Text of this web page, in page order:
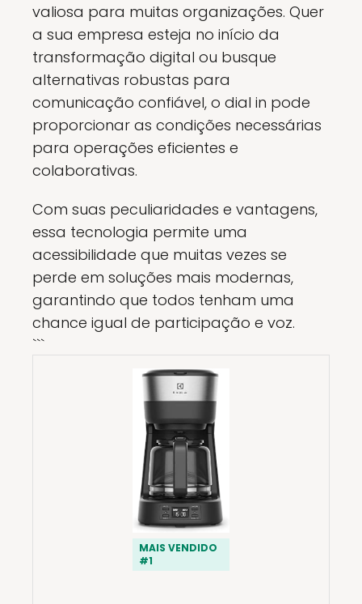
valiosa para muitas organizações. Quer
a sua empresa esteja no início da
transformação digital ou busque
alternativas robustas para
comunicação confiável, o dial in pode
proporcionar as condições necessárias
para operações eficientes e
colaborativas.
Com suas peculiaridades e vantagens,
essa tecnologia permite uma
acessibilidade que muitas vezes se
perde em soluções mais modernas,
garantindo que todos tenham uma
chance igual de participação e voz.
```
MAIS VENDIDO
#1